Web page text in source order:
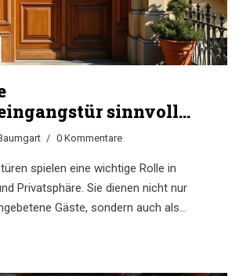
sinnvoll
0 Kommentare
spielen eine wichtige Rolle in
Privatsphäre. Sie dienen nicht nur
Gäste, sondern auch als
Aspekte einer Wohnungseingangstür